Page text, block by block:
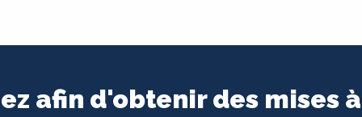
afin d'obtenir des mises